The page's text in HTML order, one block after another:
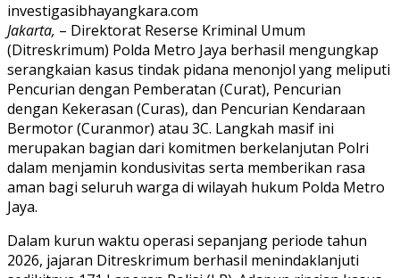
investigasibhayangkara.com
Jakarta, – Direktorat Reserse Kriminal Umum
(Ditreskrimum) Polda Metro Jaya berhasil mengungkap
serangkaian kasus tindak pidana menonjol yang meliputi
Pencurian dengan Pemberatan (Curat), Pencurian
dengan Kekerasan (Curas), dan Pencurian Kendaraan
Bermotor (Curanmor) atau 3C. Langkah masif ini
merupakan bagian dari komitmen berkelanjutan Polri
dalam menjamin kondusivitas serta memberikan rasa
aman bagi seluruh warga di wilayah hukum Polda Metro
Jaya.
Dalam kurun waktu operasi sepanjang periode tahun
2026, jajaran Ditreskrimum berhasil menindaklanjuti